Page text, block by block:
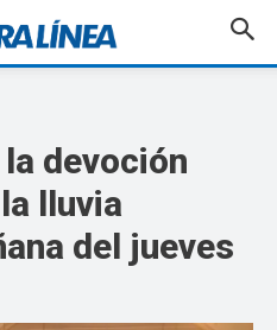
devoción
lluvia
del jueves